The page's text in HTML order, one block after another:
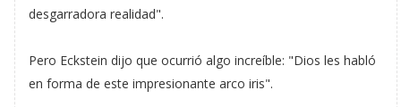
desgarradora realidad".
Pero Eckstein dijo que ocurrió algo increíble: "Dios les habló
en forma de este impresionante arco iris".